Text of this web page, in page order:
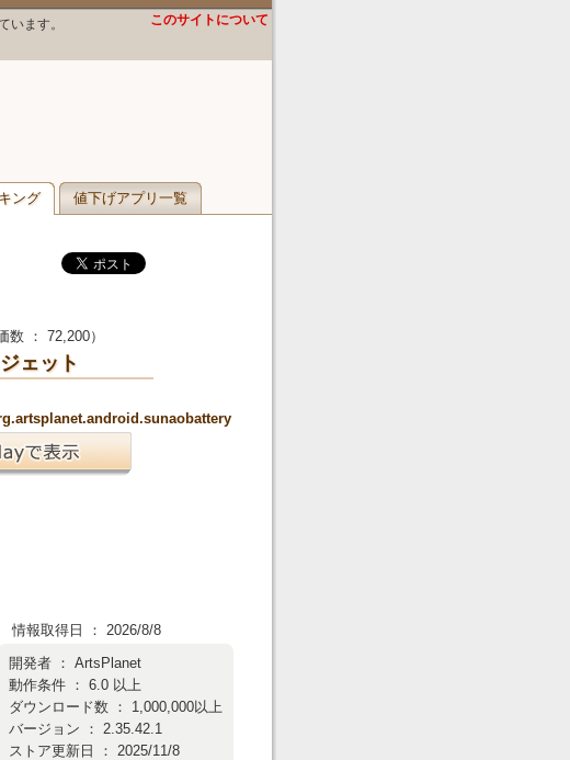
います。 このサイトについて
ング
値下げアプリ一覧
数 ： 72,200）
ェット
情報取得日 ： 2026/8/8
開発者 ： ArtsPlanet
動作条件 ： 6.0 以上
ダウンロード数 ： 1,000,000以上
バージョン ： 2.35.42.1
ストア更新日 ： 2025/11/8